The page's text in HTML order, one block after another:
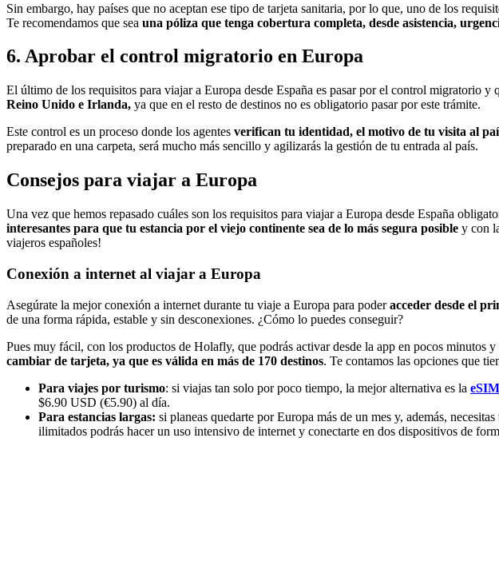
Sin embargo, hay países que no aceptan ese tipo de tarjeta sanitaria, por lo que, uno de los
Te recomendamos que sea una póliza que tenga cobertura completa, desde asistencia,
6. Aprobar el control migratorio en Europa
El último de los requisitos para viajar a Europa desde España es pasar por el control migratorio y
Reino Unido e Irlanda, ya que en el resto de destinos no es obligatorio pasar por este trámite.
Este control es un proceso donde los agentes verifican tu identidad, el motivo de tu visita al
preparado en una carpeta, será mucho más sencillo y agilizarás la gestión de tu entrada al país.
Consejos para viajar a Europa
Una vez que hemos repasado cuáles son los requisitos para viajar a Europa desde España
interesantes para que tu estancia por el viejo continente sea de lo más segura posible y con
viajeros españoles!
Conexión a internet al viajar a Europa
Asegúrate la mejor conexión a internet durante tu viaje a Europa para poderacceder desde el
de una forma rápida, estable y sin desconexiones. ¿Cómo lo puedes conseguir?
Pues muy fácil, con los productos de Holafly, que podrás activar desde la app en pocos minutos
cambiar de tarjeta, ya que es válida en más de 170 destinos. Te contamos las opciones que
Para viajes por turismo: si viajas tan solo por poco tiempo, la mejor alternativa es la
$6.90 USD (€5.90) al día.
Para estancias largas: si planeas quedarte por Europa más de un mes y, además,
ilimitados podrás hacer un uso intensivo de internet y conectarte en dos dispositivos de